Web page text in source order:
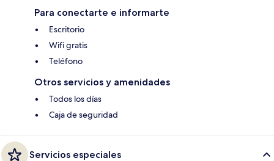
Para conectarte e informarte
Escritorio
Wifi gratis
Teléfono
Otros servicios y amenidades
Todos los días
Caja de seguridad
Servicios especiales